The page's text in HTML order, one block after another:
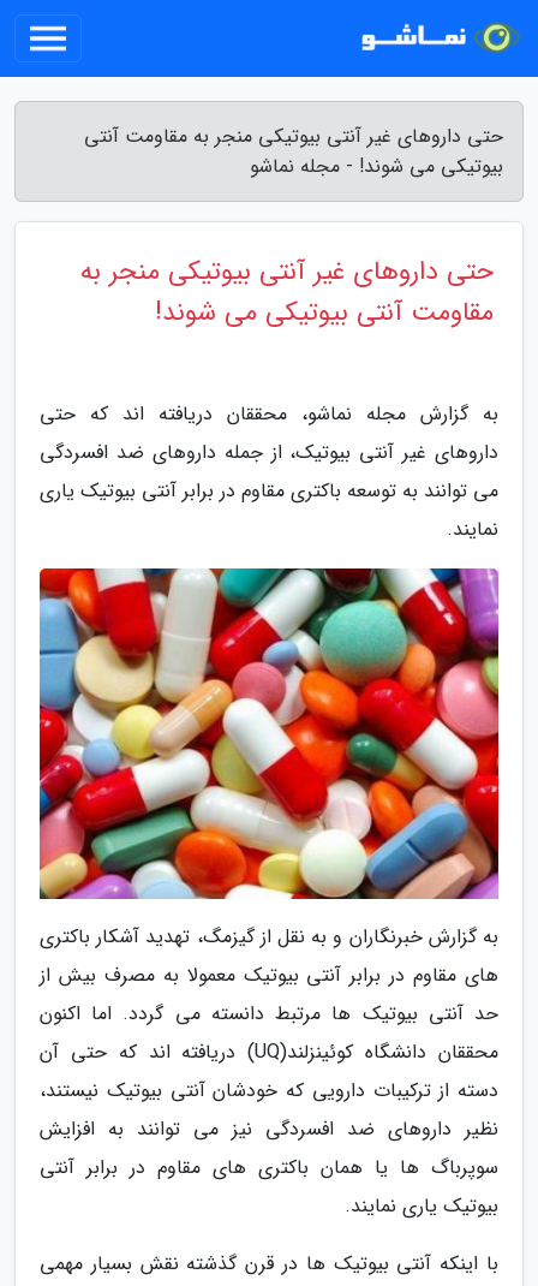
حتی داروهای غیر آنتی بیوتیکی منجر به مقاومت آنتی
بیوتیکی می شوند! - مجله نماشو
حتی داروهای غیر آنتی بیوتیکی منجر به
مقاومت آنتی بیوتیکی می شوند!
به گزارش مجله نماشو، محققان دریافته اند که حتی
داروهای غیر آنتی بیوتیک، از جمله داروهای ضد افسردگی
می توانند به توسعه باکتری مقاوم در برابر آنتی بیوتیک یاری
نمایند.
به گزارش خبرنگاران و به نقل از گیزمگ، تهدید آشکار باکتری
های مقاوم در برابر آنتی بیوتیک معمولا به مصرف بیش از
حد آنتی بیوتیک ها مرتبط دانسته می گردد. اما اکنون
محققان دانشگاه کوئینزلند(UQ) دریافته اند که حتی آن
دسته از ترکیبات دارویی که خودشان آنتی بیوتیک نیستند،
نظیر داروهای ضد افسردگی نیز می توانند به افزایش
سوپرباگ ها یا همان باکتری های مقاوم در برابر آنتی
بیوتیک یاری نمایند.
با اینکه آنتی بیوتیک ها در قرن گذشته نقش بسیار مهمی